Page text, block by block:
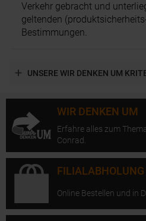
Verkehr gebracht und
geltenden
Bestimmungen.
UNSERE WIR DENKEN UM
WIR DENKEN UM
Erfahre alles zum
Conrad.
FILIALABHOLUNG
Online Bestellen und in